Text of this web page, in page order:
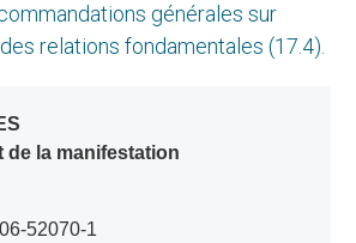
générales sur
relations fondamentales (17.4).
de la manifestation
52070-1